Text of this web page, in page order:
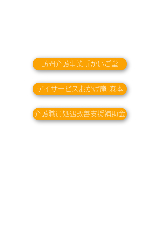
訪問介護事業所かいご堂
デイサービスおかげ庵 森本
介護職員処遇改善支援補助金